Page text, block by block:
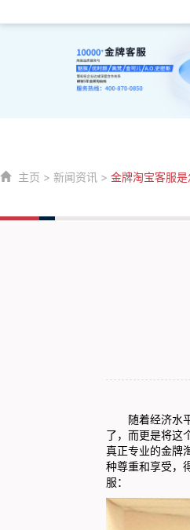
主页 > 新闻资讯 > 金牌淘宝客服
随着经济水平
了，而更是将这
真正专业的金牌
种尊重和享受，
服：